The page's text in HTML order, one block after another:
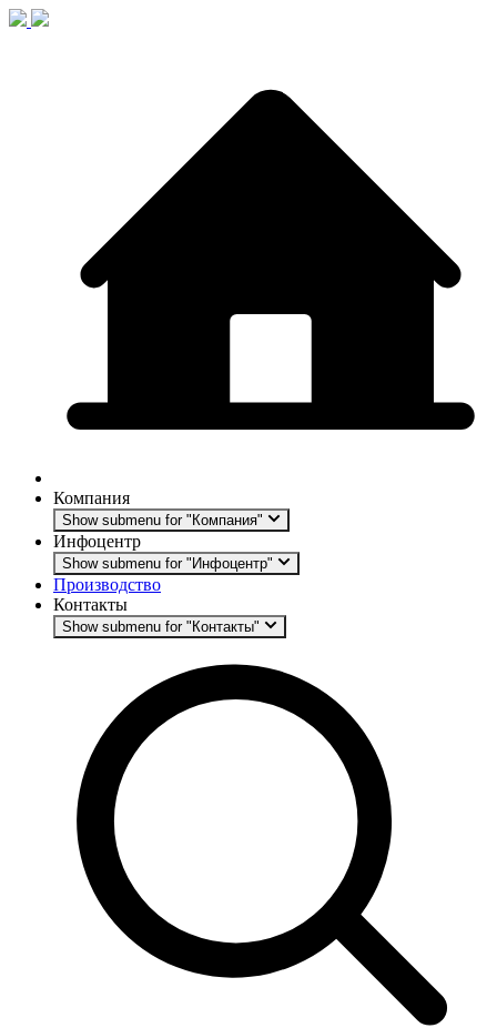
Компания
Show submenu for "Компания"
Инфоцентр
Show submenu for "Инфоцентр"
Производство
Контакты
Show submenu for "Контакты"